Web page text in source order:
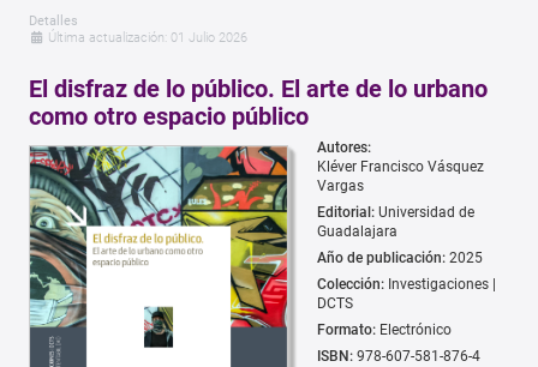
Detalles
Última actualización: 01 Julio 2026
El disfraz de lo público. El arte de lo urbano
como otro espacio público
Autores:
Kléver Francisco Vásquez
Vargas
Editorial: Universidad de
Guadalajara
Año de publicación: 2025
Colección: Investigaciones |
DCTS
Formato: Electrónico
ISBN: 978-607-581-876-4